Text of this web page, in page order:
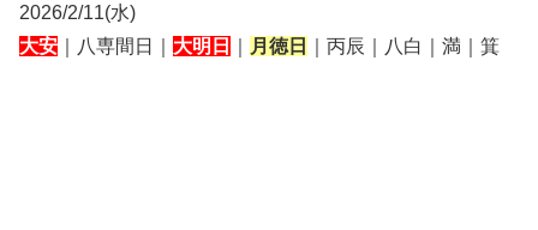
2026/2/11(水)
大安 ｜八専間日｜ 大明日 月徳日 ｜丙辰｜八白｜満｜箕